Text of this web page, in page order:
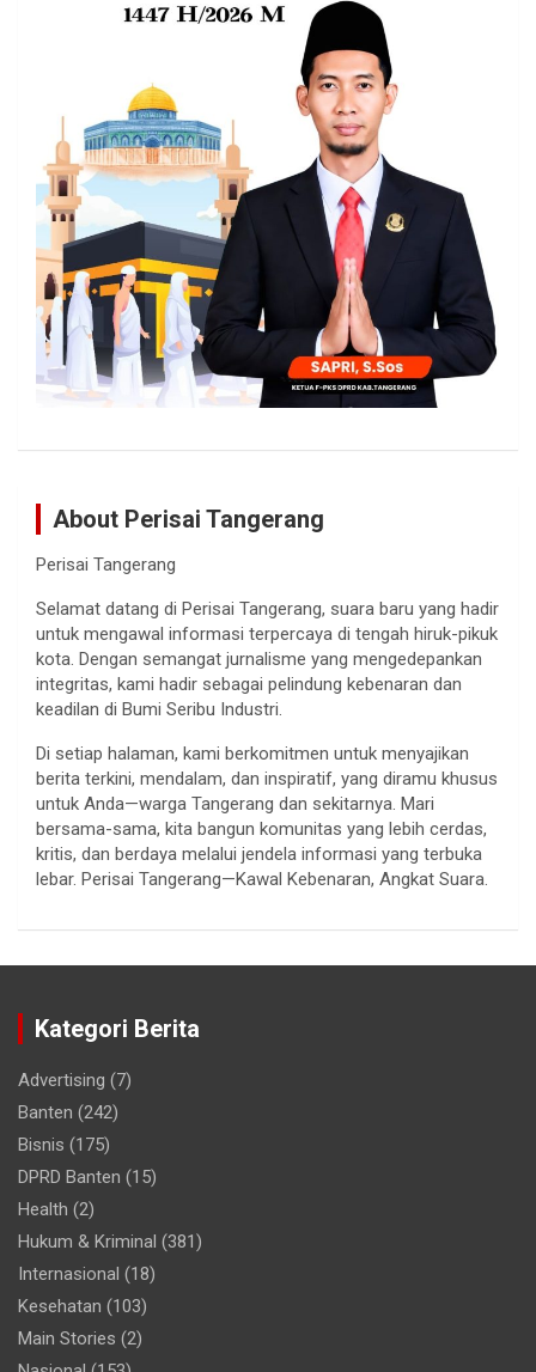
About Perisai Tangerang
Perisai Tangerang
Selamat datang di Perisai Tangerang, suara baru yang hadir
untuk mengawal informasi terpercaya di tengah hiruk-pikuk
kota. Dengan semangat jurnalisme yang mengedepankan
integritas, kami hadir sebagai pelindung kebenaran dan
keadilan di Bumi Seribu Industri.
Di setiap halaman, kami berkomitmen untuk menyajikan
berita terkini, mendalam, dan inspiratif, yang diramu khusus
untuk Anda—warga Tangerang dan sekitarnya. Mari
bersama-sama, kita bangun komunitas yang lebih cerdas,
kritis, dan berdaya melalui jendela informasi yang terbuka
lebar. Perisai Tangerang—Kawal Kebenaran, Angkat Suara.
Kategori Berita
Advertising (7)
Banten (242)
Bisnis (175)
DPRD Banten (15)
Health (2)
Hukum & Kriminal (381)
Internasional (18)
Kesehatan (103)
Main Stories (2)